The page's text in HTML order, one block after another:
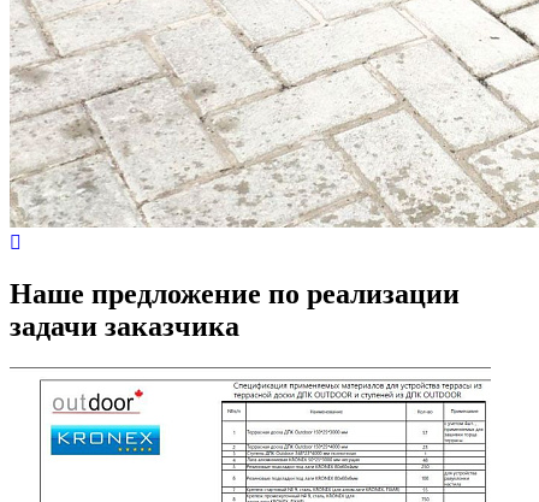
Наше предложение по реализации
задачи заказчика